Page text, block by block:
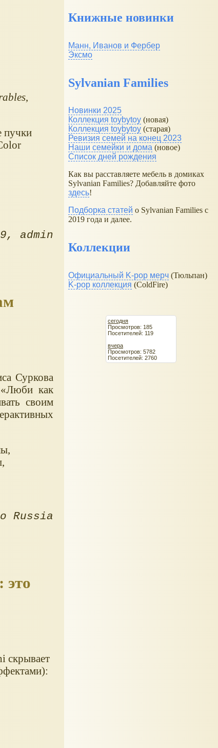
,
пучки
admin
Суркова
как
своим
Russia
скрывает
Книжные новинки
Манн, Иванов и Фербер
Эксмо
Sylvanian Families
Новинки 2025
Коллекция toybytoy (новая)
Коллекция toybytoy (старая)
Ревизия семей на конец 2023
Наши семейки и дома (новое)
Список дней рождения
Как вы расставляете мебель в домиках
Sylvanian Families? Добавляйте фото
здесь!
Подборка статей о Sylvanian Families с
2019 года и далее.
Коллекции
Официальный K-pop мерч (Тюльпан)
K-pop коллекция (ColdFire)
сегодня
Просмотров: 185
Посетителей: 119
вчера
Просмотров: 5782
Посетителей: 2760